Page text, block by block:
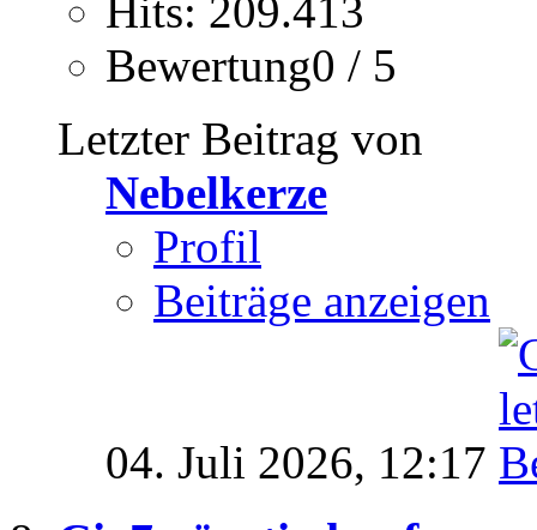
Hits: 209.413
Bewertung0 / 5
Letzter Beitrag von
Nebelkerze
Profil
Beiträge anzeigen
04. Juli 2026, 12:17